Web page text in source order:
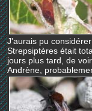
J'aurais pu
Strepsiptères était
jours plus tard, de
Andrène,